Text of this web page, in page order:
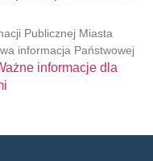
Publicznej Miasta
informacja Państwowej
informacje dla